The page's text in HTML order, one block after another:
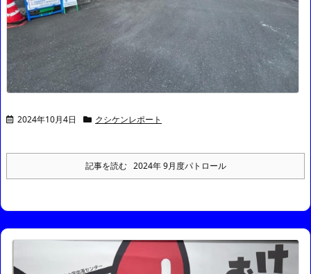
2024年10月4日 クシケンレポート
記事を読む 2024年 9月度パトロール